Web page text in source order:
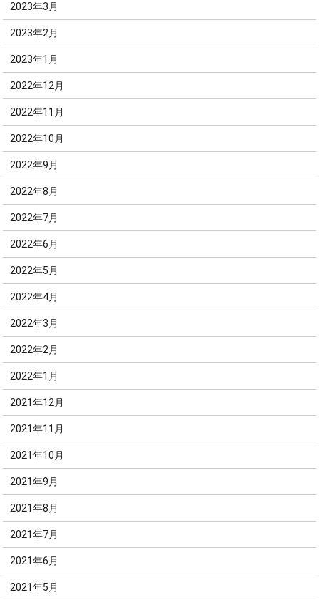
2023年3月
2023年2月
2023年1月
2022年12月
2022年11月
2022年10月
2022年9月
2022年8月
2022年7月
2022年6月
2022年5月
2022年4月
2022年3月
2022年2月
2022年1月
2021年12月
2021年11月
2021年10月
2021年9月
2021年8月
2021年7月
2021年6月
2021年5月